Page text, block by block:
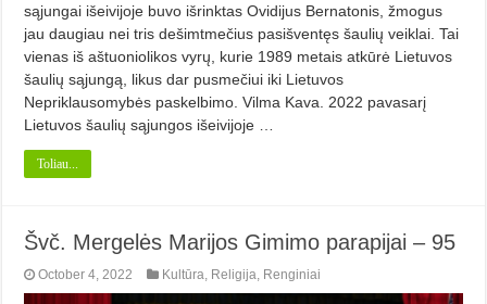
sąjungai išeivijoje buvo išrinktas Ovidijus Bernatonis, žmogus
jau daugiau nei tris dešimtmečius pasišventęs šaulių veiklai. Tai
vienas iš aštuoniolikos vyrų, kurie 1989 metais atkūrė Lietuvos
šaulių sąjungą, likus dar pusmečiui iki Lietuvos
Nepriklausomybės paskelbimo. Vilma Kava. 2022 pavasarį
Lietuvos šaulių sąjungos išeivijoje …
Toliau...
Švč. Mergelės Marijos Gimimo parapijai – 95
October 4, 2022 Kultūra Religija Renginiai